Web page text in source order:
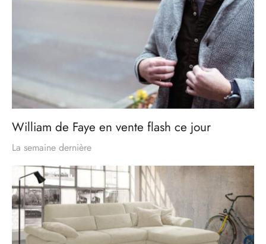
William de Faye en vente flash ce jour
La semaine dernière